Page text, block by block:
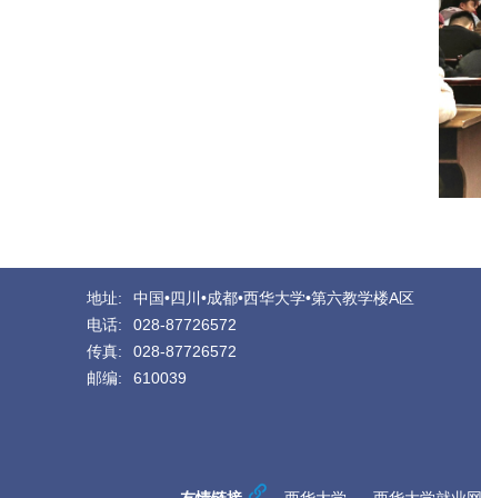
地址:
中国•四川•成都•西华大学•第六教学楼A区
电话:
028-87726572
传真:
028-87726572
邮编:
610039